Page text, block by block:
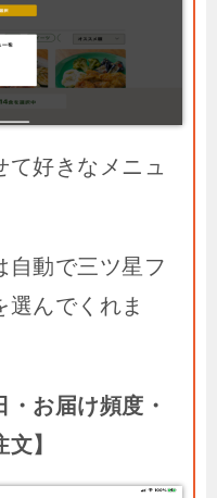
好きなメニュ
自動で三ツ星フ
選んでくれま
お届け頻度・
】